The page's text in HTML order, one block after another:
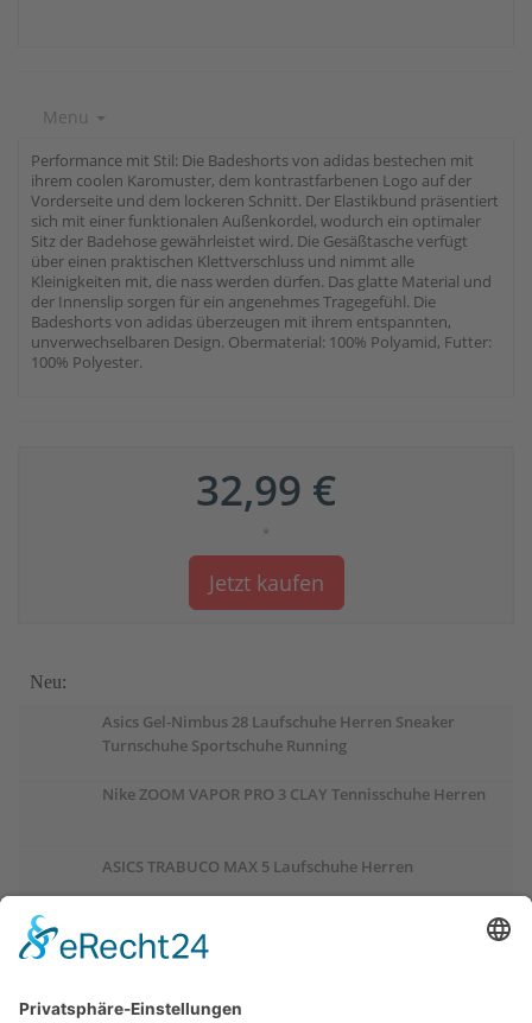
Menu
Performance mit Stil: Die Badeshorts von adidas bestechen mit
ihrem coolen Karomuster, dem kontrastfarbenen Logo auf der
Vorderseite und dem lockeren Schnitt. Der Elastikbund präsentiert
sich mit einer funktionalen Außenkordel, wodurch ein optimaler
Sitz der Badehose gewährleistet wird. Die Gesäßtasche verfügt
über einen praktischen Klettverschluss und nimmt alle
Kleinigkeiten mit, die nass werden dürfen. Das glatte Material und
der Innenslip sorgen für ein angenehmes Tragegefühl. Die
Badeshorts von adidas überzeugen mit ihrem entspannten,
unverwechselbaren Design. Obermaterial: 100% Polyamid, Futter:
100% Polyester.
32,99 €
*
Jetzt kaufen
Neu:
Asics Gel-Nimbus 28 Laufschuhe Herren Sneaker
Turnschuhe Sportschuhe Running
Nike ZOOM VAPOR PRO 3 CLAY Tennisschuhe Herren
ASICS TRABUCO MAX 5 Laufschuhe Herren
ASICS GEL-PULSE 17 Laufschuhe Damen
Salomon OUTCHILL Winterschuhe Damen